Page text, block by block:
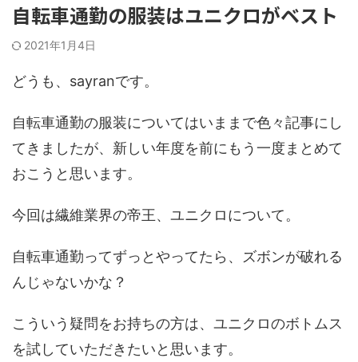
自転車通勤の服装はユニクロがベスト
2021年1月4日
どうも、sayranです。
自転車通勤の服装についてはいままで色々記事にし
てきましたが、新しい年度を前にもう一度まとめて
おこうと思います。
今回は繊維業界の帝王、ユニクロについて。
自転車通勤ってずっとやってたら、ズボンが破れる
んじゃないかな？
こういう疑問をお持ちの方は、ユニクロのボトムス
を試していただきたいと思います。